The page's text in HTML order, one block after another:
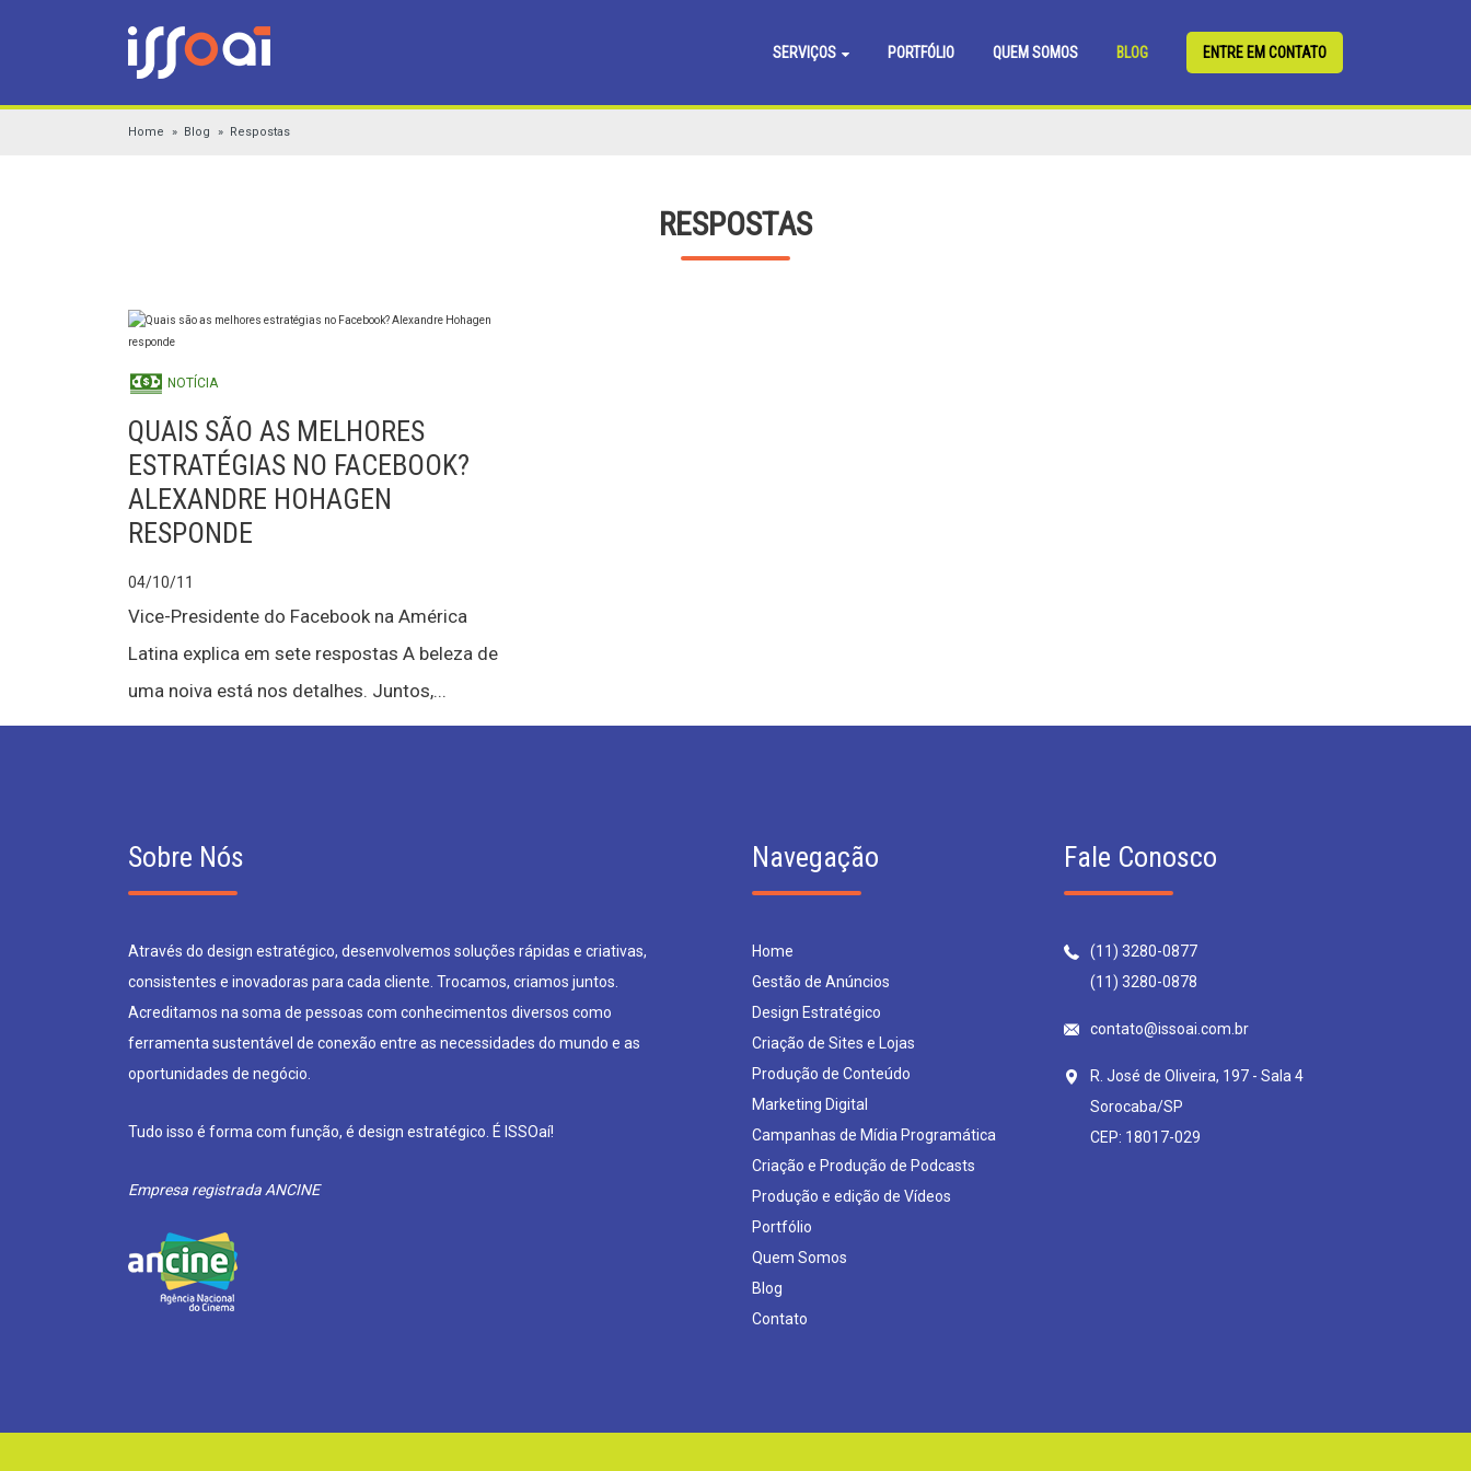
SERVIÇOS PORTFÓLIO QUEM SOMOS BLOG ENTRE EM CONTATO
Home Blog Respostas
RESPOSTAS
NOTÍCIA
QUAIS SÃO AS MELHORES
ESTRATÉGIAS NO FACEBOOK?
ALEXANDRE HOHAGEN
RESPONDE
04/10/11
Vice-Presidente do Facebook na América
Latina explica em sete respostas A beleza de
uma noiva está nos detalhes. Juntos,...
Sobre Nós
Através do design estratégico, desenvolvemos soluções rápidas e criativas,
consistentes e inovadoras para cada cliente. Trocamos, criamos juntos.
Acreditamos na soma de pessoas com conhecimentos diversos como
ferramenta sustentável de conexão entre as necessidades do mundo e as
oportunidades de negócio.
Tudo isso é forma com função, é design estratégico. É ISSOaí!
Empresa registrada ANCINE
Navegação
Home
Gestão de Anúncios
Design Estratégico
Criação de Sites e Lojas
Produção de Conteúdo
Marketing Digital
Campanhas de Mídia Programática
Criação e Produção de Podcasts
Produção e edição de Vídeos
Portfólio
Quem Somos
Blog
Contato
Fale Conosco
(11) 3280-0877
(11) 3280-0878
contato@issoai.com.br
R. José de Oliveira, 197 - Sala 4
Sorocaba/SP
CEP: 18017-029